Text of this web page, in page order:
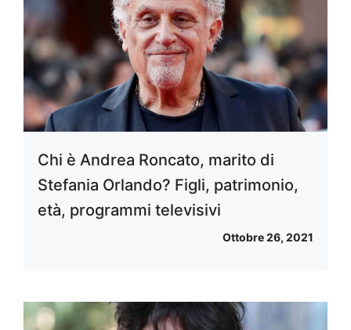
Chi è Andrea Roncato, marito di
Stefania Orlando? Figli, patrimonio,
età, programmi televisivi
Ottobre 26, 2021